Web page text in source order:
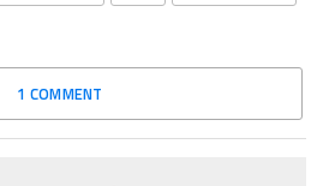
1 COMMENT